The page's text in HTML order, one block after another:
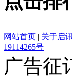
网站首页 | 关于启
19114265号
广告征